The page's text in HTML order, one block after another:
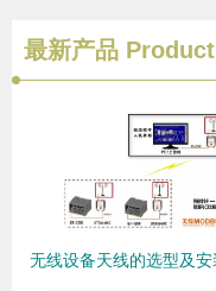
最新产品 Product